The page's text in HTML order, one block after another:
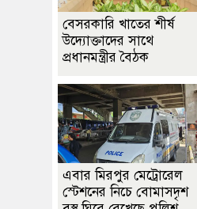
বেসরকারি খাতের শীর্ষ
উদ্যোক্তাদের সাথে
প্রধানমন্ত্রীর বৈঠক
এবার মিরপুর মেট্রোরেল
স্টেশনের নিচে বোমাসদৃশ